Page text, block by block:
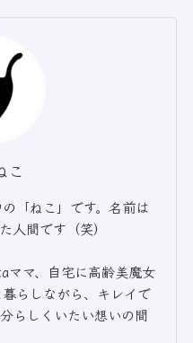
こ
「ねこ」です。名前は
人間です（笑）
ママ、自宅に高齢美魔女
らしながら、キレイで
らしくいたい想いの間